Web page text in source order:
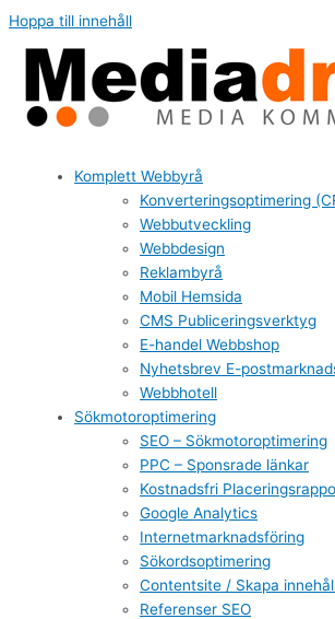
Hoppa till innehåll
Komplett Webbyrå
Konverteringsoptimering
Webbutveckling
Webbdesign
Reklambyrå
Mobil Hemsida
CMS Publiceringsverktyg
E-handel Webbshop
Nyhetsbrev E-
Webbhotell
Sökmotoroptimering
SEO – Sökmotoroptimering
PPC – Sponsrade länkar
Kostnadsfri
Google Analytics
Internetmarknadsföring
Sökordsoptimering
Contentsite / Skapa
Referenser SEO